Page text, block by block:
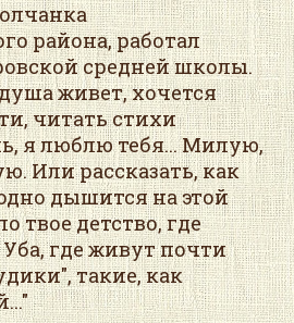
района, работал
средней школы.
живет, хочется
читать стихи
я люблю тебя... Милую,
Или рассказать, как
дышится на этой
твое детство, где
где живут почти
такие, как